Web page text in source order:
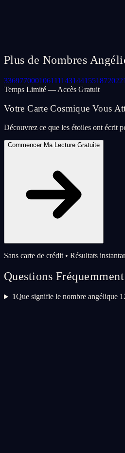
Plus de Nombres
336977000106111143144155187202
Temps Limité — Accès Gratuit
Votre Carte Cosmique Vous
Découvrez ce que les étoiles ont écrit
Commencer Ma Lecture Gratuite
Sans carte de crédit • Résultats
Questions Fréquemment
1Que signifie le nombre angélique